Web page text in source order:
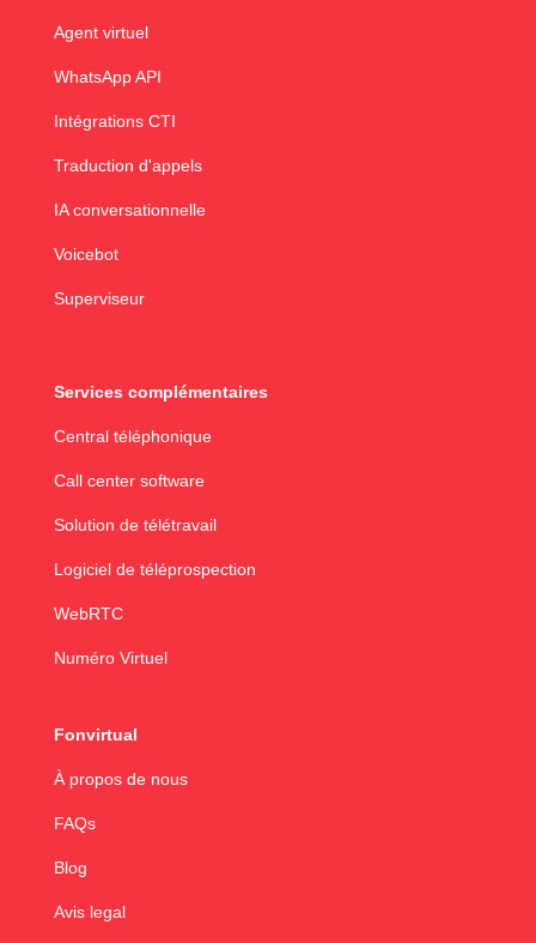
Agent virtuel
WhatsApp API
Intégrations CTI
Traduction d'appels
IA conversationnelle
Voicebot
Superviseur
Services complémentaires
Central téléphonique
Call center software
Solution de télétravail
Logiciel de téléprospection
WebRTC
Numéro Virtuel
Fonvirtual
À propos de nous
FAQs
Blog
Avis legal